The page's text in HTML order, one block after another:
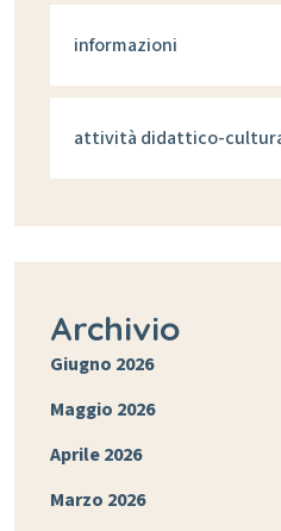
informazioni
attività didattico-
Archivio
Giugno 2026
Maggio 2026
Aprile 2026
Marzo 2026